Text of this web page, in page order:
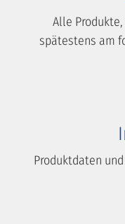
Alle
spätestens am
Produktdaten